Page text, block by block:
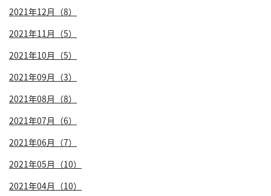
2021年12月（8）
2021年11月（5）
2021年10月（5）
2021年09月（3）
2021年08月（8）
2021年07月（6）
2021年06月（7）
2021年05月（10）
2021年04月（10）